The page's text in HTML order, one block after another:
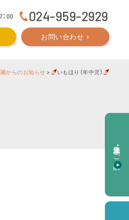
00 024-959-2929
お問い合わせ
からのお知らせ > いもほり（年中児）
施設見学・ご相談